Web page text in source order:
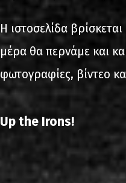
Η ιστοσελίδα
μέρα θα περνάμε και
φωτογραφίες, βίντεο
Up the Irons!